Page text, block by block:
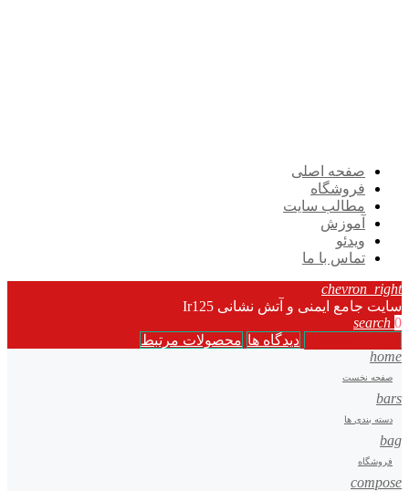
صفحه اصلی
فروشگاه
مطالب سایت
آموزش
ویدئو
تماس با ما
chevron_right
سایت جامع ایمنی و آتش نشانی Ir125
search 0
دیدگاه ها محصولات مرتبط
home
صفحه نخست
bars
دسته بندی ها
bag
فروشگاه
compose